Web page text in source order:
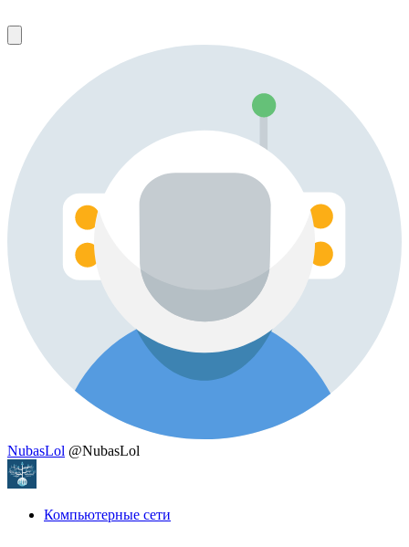
NubasLol @NubasLol
Компьютерные сети